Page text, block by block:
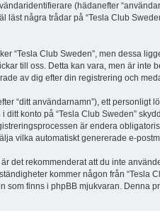
(hädanefter
några trådar på “Tesla Club
“Tesla Club Sweden”, men dessa
till oss. Detta kan vara, men är
av dig efter din registrering och
“ditt användarnamn”), ett personligt
konto på “Tesla Club Sweden”
är endera
vilka automatiskt genererade e-
det rekommenderat att du inte
kommer någon från
som finns i phpBB mjukvaran.